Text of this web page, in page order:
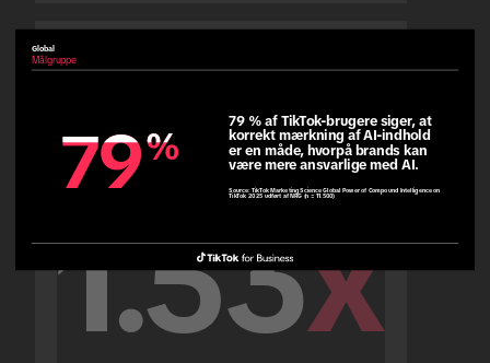
Forenede Arabiske Emirater
1.53x
Global
Målgruppe
79%
79%
79 % af TikTok-brugere siger, at
korrekt mærkning af AI-indhold
er en måde, hvorpå brands kan
være mere ansvarlige med AI.
Source: TikTok Marketing Science Global Power of Compound Intelligence on
TikTok 2025 udført af NRG (n = 11.500)